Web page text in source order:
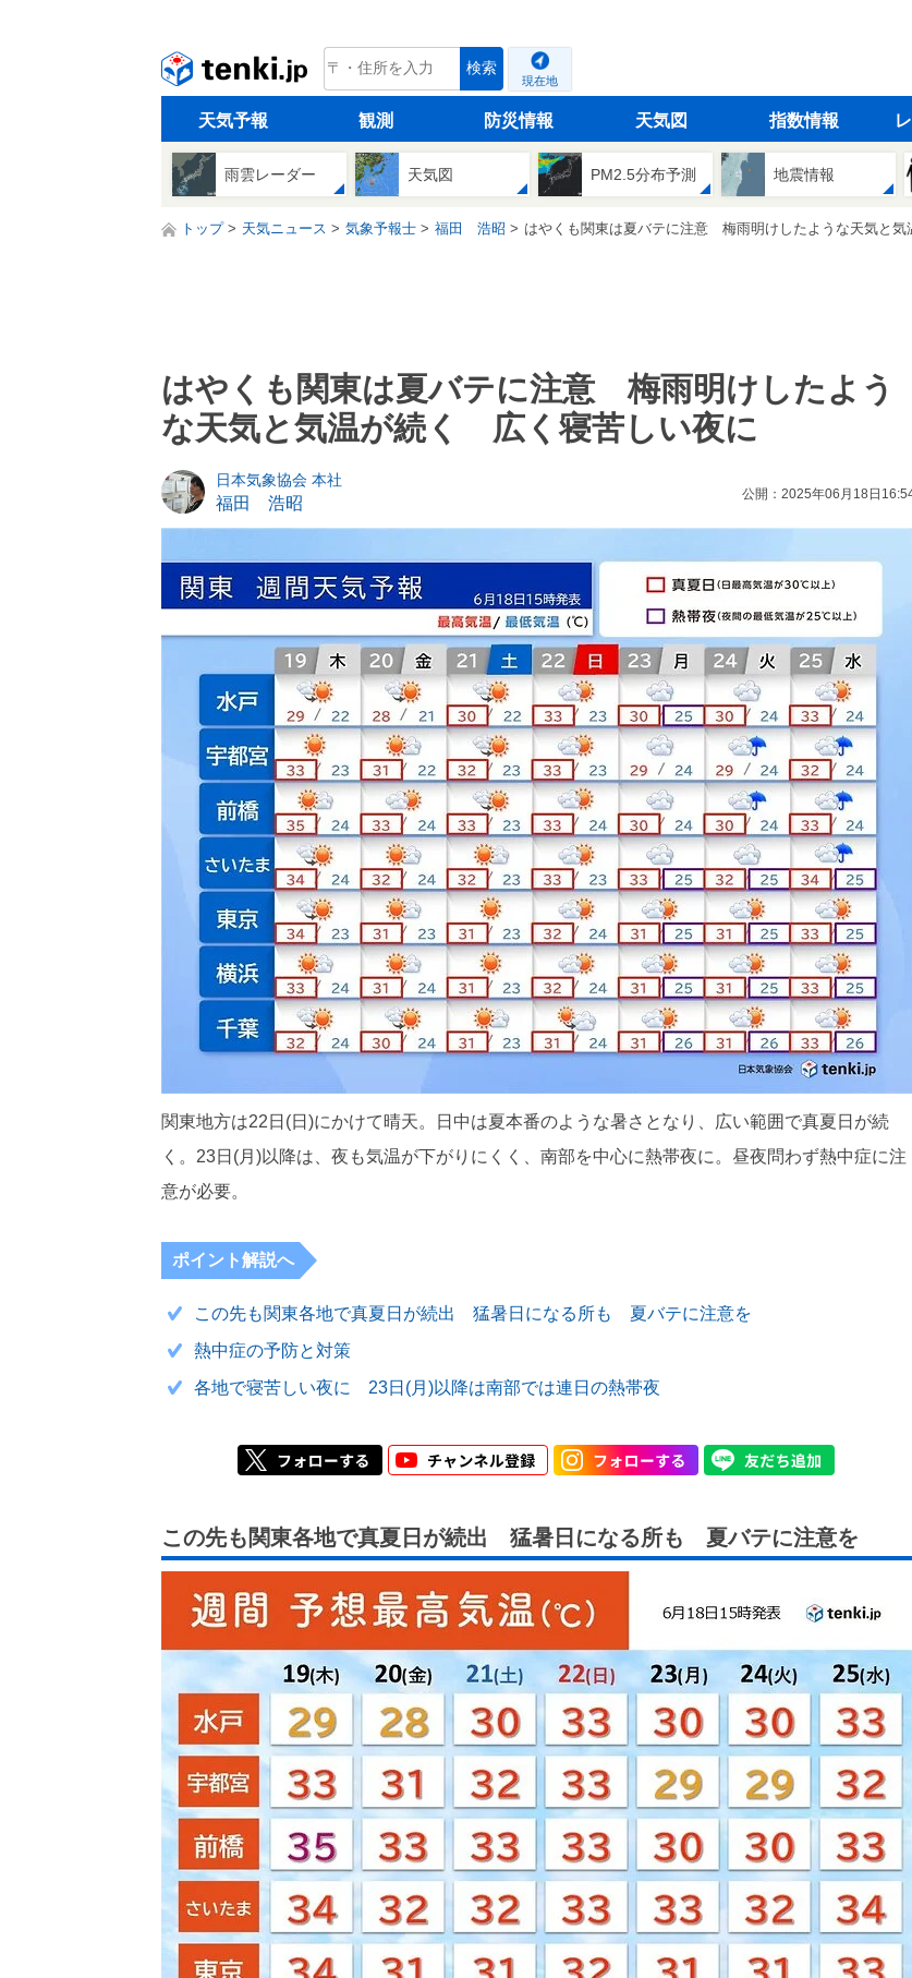
tenki.jp 検索
現在地
天気予報 観測 防災情報 天気図 指数情報
雨雲レーダー 天気図 PM2.5分布予測 地震情報
トップ 天気ニュース 気象予報士 福田 浩昭 はやくも関東は夏バテに注意 梅雨明けしたような天気と
はやくも関東は夏バテに注意 梅雨明けしたよう
な天気と気温が続く 広く寝苦しい夜に
日本気象協会 本社
福田 浩昭
公開：2025年06月18日
関東地方は22日(日)にかけて晴天。日中は夏本番のような暑さとなり、広い範囲で真夏日が続
く。23日(月)以降は、夜も気温が下がりにくく、南部を中心に熱帯夜に。昼夜問わず熱中症に注
意が必要。
ポイント解説へ
この先も関東各地で真夏日が続出 猛暑日になる所も 夏バテに注意を
熱中症の予防と対策
各地で寝苦しい夜に 23日(月)以降は南部では連日の熱帯夜
この先も関東各地で真夏日が続出 猛暑日になる所も 夏バテに注意を